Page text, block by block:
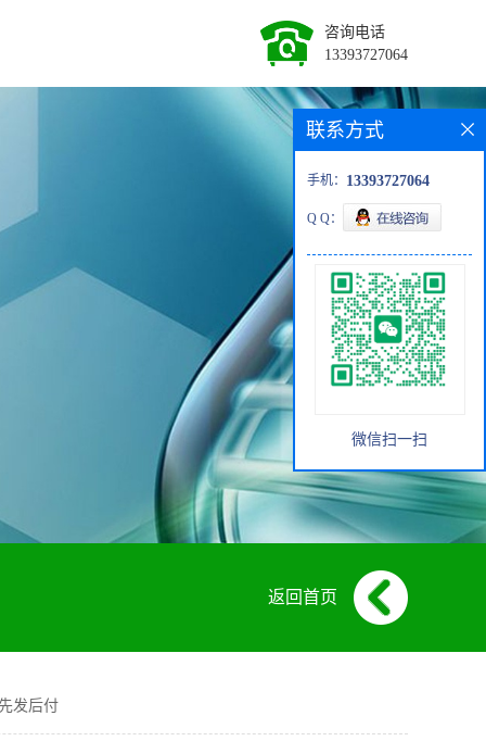
咨询电话
13393727064
返回首页
发后付
联系方式
手机： 13393727064
Q Q：
微信扫一扫